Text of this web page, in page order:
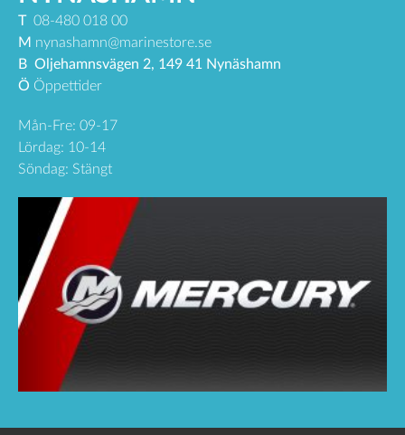
T08-480 018 00
M nynashamn@marinestore.se
B Oljehamnsvägen 2, 149 41 Nynäshamn
Ö Öppettider
Mån-Fre: 09-17
Lördag: 10-14
Söndag: Stängt